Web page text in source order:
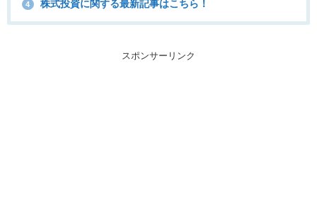
4 株式投資に関する最新記事はこちら！
スポンサーリンク